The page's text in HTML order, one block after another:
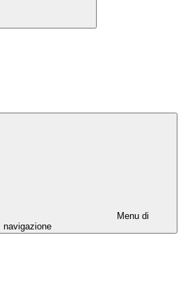
Menu di
navigazione